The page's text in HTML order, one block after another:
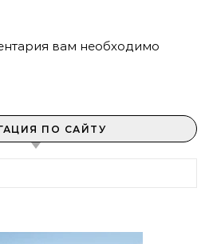
вам необходимо
ПО САЙТУ